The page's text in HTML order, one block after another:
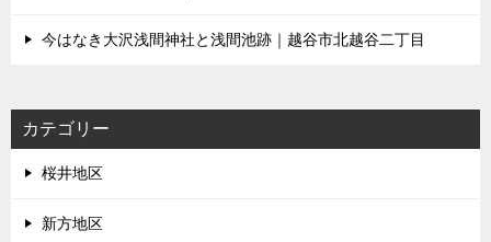
今はなき大沢浅間神社と浅間池跡｜越谷市北越谷二丁目
カテゴリー
桜井地区
新方地区